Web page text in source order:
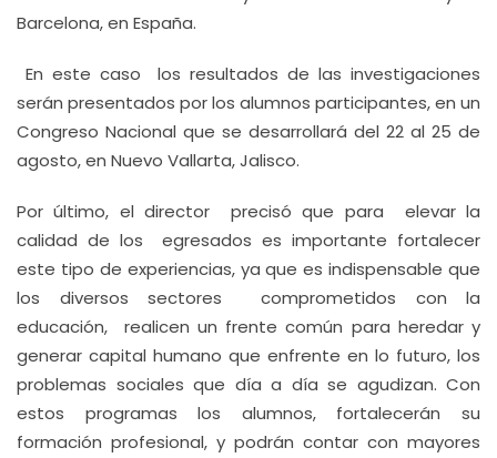
Barcelona, en España.
En este caso los resultados de las investigaciones
serán presentados por los alumnos participantes, en un
Congreso Nacional que se desarrollará del 22 al 25 de
agosto, en Nuevo Vallarta, Jalisco.
Por último, el director precisó que para elevar la
calidad de los egresados es importante fortalecer
este tipo de experiencias, ya que es indispensable que
los diversos sectores comprometidos con la
educación, realicen un frente común para heredar y
generar capital humano que enfrente en lo futuro, los
problemas sociales que día a día se agudizan. Con
estos programas los alumnos, fortalecerán su
formación profesional, y podrán contar con mayores